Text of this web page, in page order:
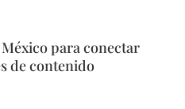
para conectar
de contenido